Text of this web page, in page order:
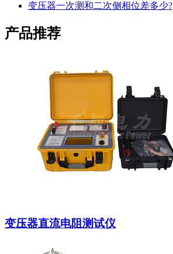
变压器一次测和二次侧相位差多少?
产品推荐
变压器直流电阻测试仪